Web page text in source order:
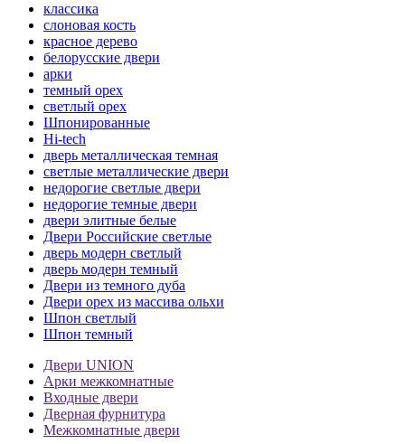
классика
слоновая кость
красное дерево
белорусские двери
арки
темный орех
светлый орех
Шпонированные
Hi-tech
дверь металлическая темная
светлые металлические двери
недорогие светлые двери
недорогие темные двери
двери элитные белые
Двери Российские светлые
дверь модерн светлый
дверь модерн темный
Двери из темного дуба
Двери орех из массива ольхи
Шпон светлый
Шпон темный
Двери UNION
Арки межкомнатные
Входные двери
Дверная фурнитура
Межкомнатные двери